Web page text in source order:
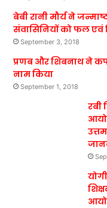
बेबी रानी मौर्य ने
संवासिनियों को फल एवं
September 3, 2018
प्रणब और शिबनाथ ने
नाम किया
September 1, 2018
रबी